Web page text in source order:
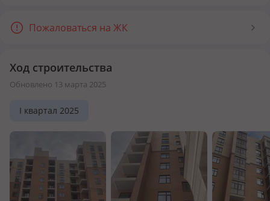
Пожаловаться на ЖК
Ход строительства
Обновлено 13 марта 2025
I квартал 2025